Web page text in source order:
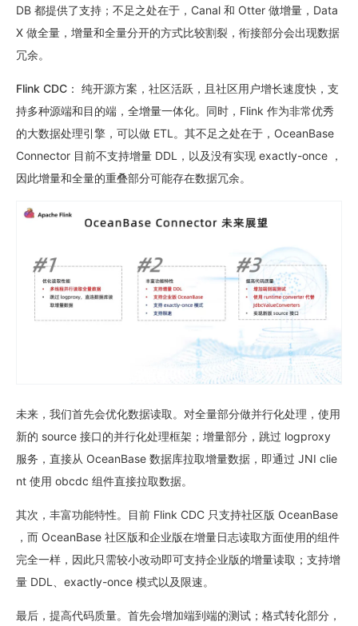
DB 都提供了支持；不足之处在于，Canal 和 Otter 做增量，Data
X 做全量，增量和全量分开的方式比较割裂，衔接部分会出现数据
冗余。
Flink CDC ： 纯开源方案，社区活跃，且社区用户增长速度快，支
持多种源端和目的端，全增量一体化。同时，Flink 作为非常优秀
的大数据处理引擎，可以做 ETL。其不足之处在于，OceanBase
Connector 目前不支持增量 DDL，以及没有实现 exactly-once ，
因此增量和全量的重叠部分可能存在数据冗余。
未来，我们首先会优化数据读取。对全量部分做并行化处理，使用
新的 source 接口的并行化处理框架；增量部分，跳过 logproxy
服务，直接从 OceanBase 数据库拉取增量数据，即通过 JNI clie
nt 使用 obcdc 组件直接拉取数据。
其次，丰富功能特性。目前 Flink CDC 只支持社区版 OceanBase
，而 OceanBase 社区版和企业版在增量日志读取方面使用的组件
完全一样，因此只需较小改动即可支持企业版的增量读取；支持增
量 DDL、exactly-once 模式以及限速。
最后，提高代码质量。首先会增加端到端的测试；格式转化部分，